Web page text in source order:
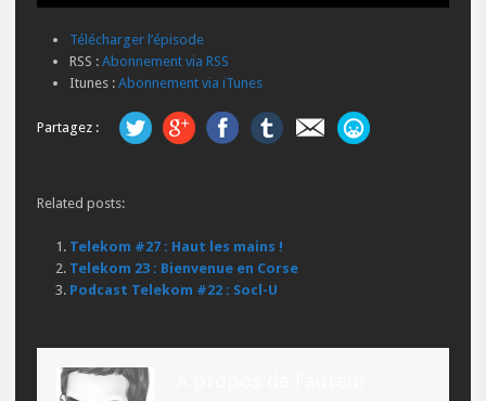
Télécharger l’épisode
RSS : Abonnement via RSS
Itunes : Abonnement via iTunes
Partagez :
Related posts:
Telekom #27 : Haut les mains !
Telekom 23 : Bienvenue en Corse
Podcast Telekom #22 : Socl-U